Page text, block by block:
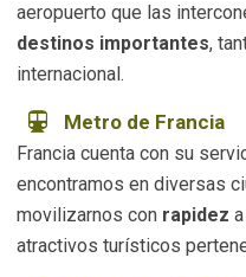
aeropuerto que las
destinos importantes,
internacional.
Metro de Francia
Francia cuenta con su
encontramos en diversas
movilizarnos con rapidez
atractivos turísticos